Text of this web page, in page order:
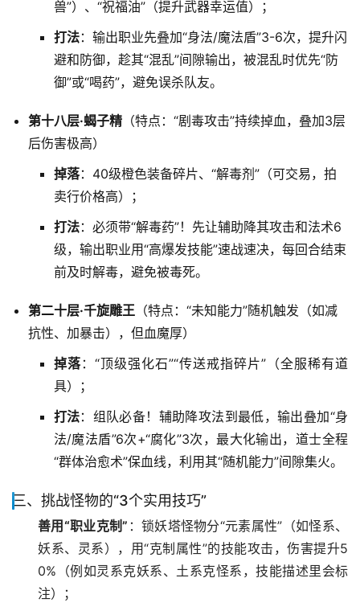
兽”）、“祝福油”（提升武器幸运值）；
打法：输出职业先叠加“身法/魔法盾”3-6次，提升闪
避和防御，趁其“混乱”间隙输出，被混乱时优先“防
御”或“喝药”，避免误杀队友。
第十八层·蝎子精（特点：“剧毒攻击”持续掉血，叠加3层
后伤害极高）
掉落：40级橙色装备碎片、“解毒剂”（可交易，拍
卖行价格高）；
打法：必须带“解毒药”！先让辅助降其攻击和法术6
级，输出职业用“高爆发技能”速战速决，每回合结束
前及时解毒，避免被毒死。
第二十层·千旋雕王（特点：“未知能力”随机触发（如减
抗性、加暴击），但血魔厚）
掉落：“顶级强化石”“传送戒指碎片”（全服稀有道
具）；
打法：组队必备！辅助降攻法到最低，输出叠加“身
法/魔法盾”6次+“腐化”3次，最大化输出，道士全程
“群体治愈术”保血线，利用其“随机能力”间隙集火。
三、挑战怪物的“3个实用技巧”
善用“职业克制” ：锁妖塔怪物分“元素属性”（如怪系、
妖系、灵系），用“克制属性”的技能攻击，伤害提升5
0%（例如灵系克妖系、土系克怪系，技能描述里会标
注）；